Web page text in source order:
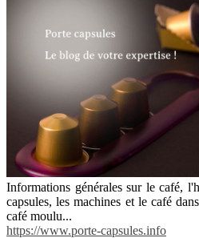
Informations générales sur le café,
capsules, les machines et le café
café moulu...
https://www.porte-capsules.info